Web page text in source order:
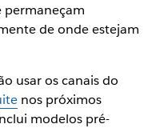
permaneçam
de onde estejam
usar os canais do
nos próximos
modelos pré-